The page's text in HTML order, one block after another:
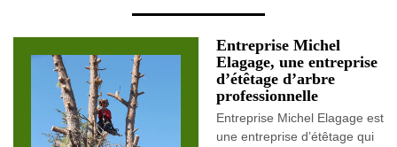
Entreprise Michel
Elagage, une entreprise
d’étêtage d’arbre
professionnelle
Entreprise Michel Elagage est
une entreprise d’étêtage qui